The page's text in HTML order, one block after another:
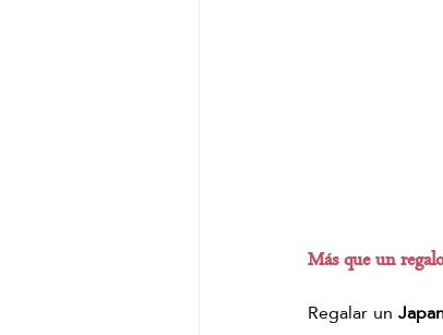
Más que un
Regalar un